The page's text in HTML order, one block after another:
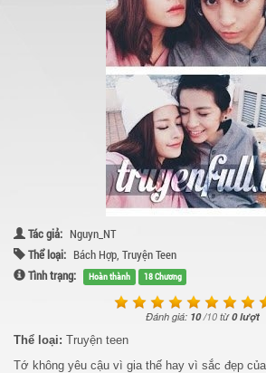
Tác giả: Nguyn_NT
Thể loại: Bách Hợp, Truyện Teen
Tình trạng:
Hoàn thành 18 Chương
Đánh giá: 10/10 từ0 lượt
Thể loại: Truyện teen
Tớ không yêu cậu vì gia thế hay vì sắc đẹp